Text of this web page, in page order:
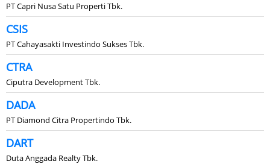
PT Capri Nusa Satu Properti Tbk.
CSIS
PT Cahayasakti Investindo Sukses Tbk.
CTRA
Ciputra Development Tbk.
DADA
PT Diamond Citra Propertindo Tbk.
DART
Duta Anggada Realty Tbk.